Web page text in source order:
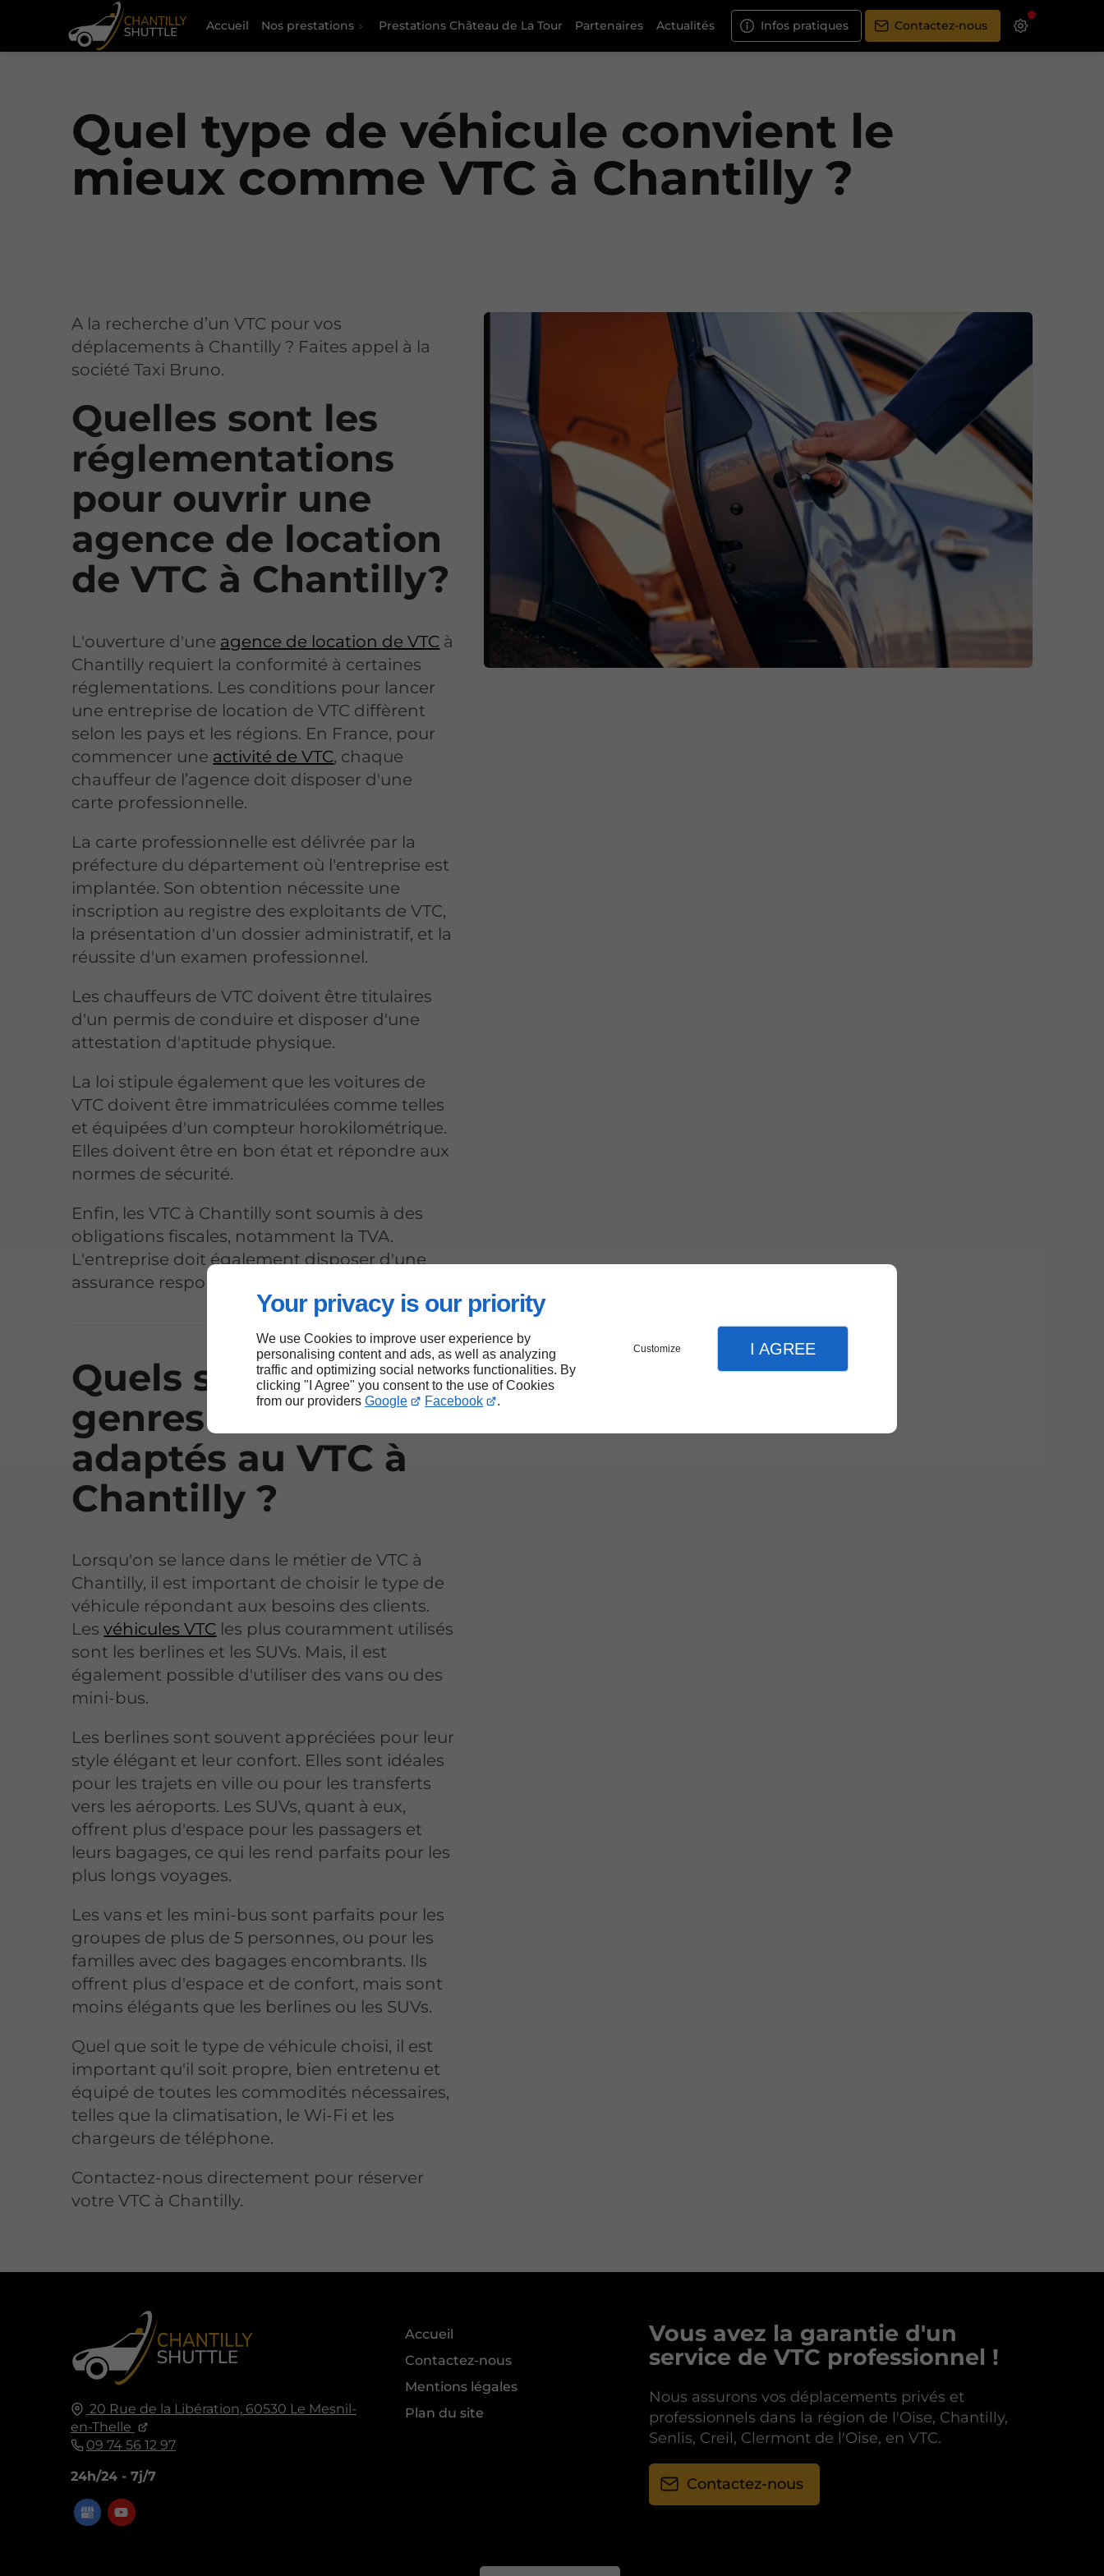
Your privacy is our priority
We use Cookies to improve user experience by
personalising content and ads, as well as analyzing
traffic and optimizing social networks functionalities. By
clicking "I Agree" you consent to the use of Cookies
from our providers Google Facebook .
Customize I AGREE
Accueil Nos prestations Prestations Château de La Tour Partenaires Actualités Infos pratiques Contactez-nous
Quel type de véhicule convient le
mieux comme VTC à Chantilly ?
A la recherche d’un VTC pour vos
déplacements à Chantilly ? Faites appel à la
société Taxi Bruno.
Quelles sont les
réglementations
pour ouvrir une
agence de location
de VTC à Chantilly?
L'ouverture d'une agence de location de VTC à
Chantilly requiert la conformité à certaines
réglementations. Les conditions pour lancer
une entreprise de location de VTC diffèrent
selon les pays et les régions. En France, pour
commencer une activité de VTC, chaque
chauffeur de l’agence doit disposer d'une
carte professionnelle.
La carte professionnelle est délivrée par la
préfecture du département où l'entreprise est
implantée. Son obtention nécessite une
inscription au registre des exploitants de VTC,
la présentation d'un dossier administratif, et la
réussite d'un examen professionnel.
Les chauffeurs de VTC doivent être titulaires
d'un permis de conduire et disposer d'une
attestation d'aptitude physique.
La loi stipule également que les voitures de
VTC doivent être immatriculées comme telles
et équipées d'un compteur horokilométrique.
Elles doivent être en bon état et répondre aux
normes de sécurité.
Enfin, les VTC à Chantilly sont soumis à des
obligations fiscales, notamment la TVA.
L'entreprise doit également disposer d'une
assurance responsabilité civile professionnelle.
Quels sont les
genres de voiture
adaptés au VTC à
Chantilly ?
Lorsqu'on se lance dans le métier de VTC à
Chantilly, il est important de choisir le type de
véhicule répondant aux besoins des clients.
Lesvéhicules VTC les plus couramment utilisés
sont les berlines et les SUVs. Mais, il est
également possible d'utiliser des vans ou des
mini-bus.
Les berlines sont souvent appréciées pour leur
style élégant et leur confort. Elles sont idéales
pour les trajets en ville ou pour les transferts
vers les aéroports. Les SUVs, quant à eux,
offrent plus d'espace pour les passagers et
leurs bagages, ce qui les rend parfaits pour les
plus longs voyages.
Les vans et les mini-bus sont parfaits pour les
groupes de plus de 5 personnes, ou pour les
familles avec des bagages encombrants. Ils
offrent plus d'espace et de confort, mais sont
moins élégants que les berlines ou les SUVs.
Quel que soit le type de véhicule choisi, il est
important qu'il soit propre, bien entretenu et
équipé de toutes les commodités nécessaires,
telles que la climatisation, le Wi-Fi et les
chargeurs de téléphone.
Contactez-nous directement pour réserver
votre VTC à Chantilly.
20 Rue de la Libération, 60530 Le Mesnil-
en-Thelle
09 74 56 12 97
24h/24 - 7j/7
Accueil
Contactez-nous
Mentions légales
Plan du site
Vous avez la garantie d'un
service de VTC professionnel !
Nous assurons vos déplacements privés et
professionnels dans la région de l'Oise, Chantilly,
Senlis, Creil, Clermont de l'Oise, en VTC.
Contactez-nous